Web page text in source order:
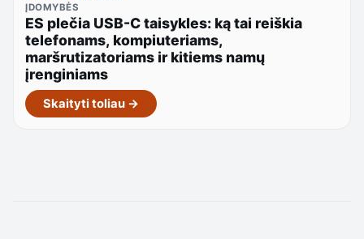
ĮDOMYBĖS
ES plečia USB-C taisykles: ką tai reiškia
telefonams, kompiuteriams,
maršrutizatoriams ir kitiems namų
įrenginiams
Skaityti toliau →